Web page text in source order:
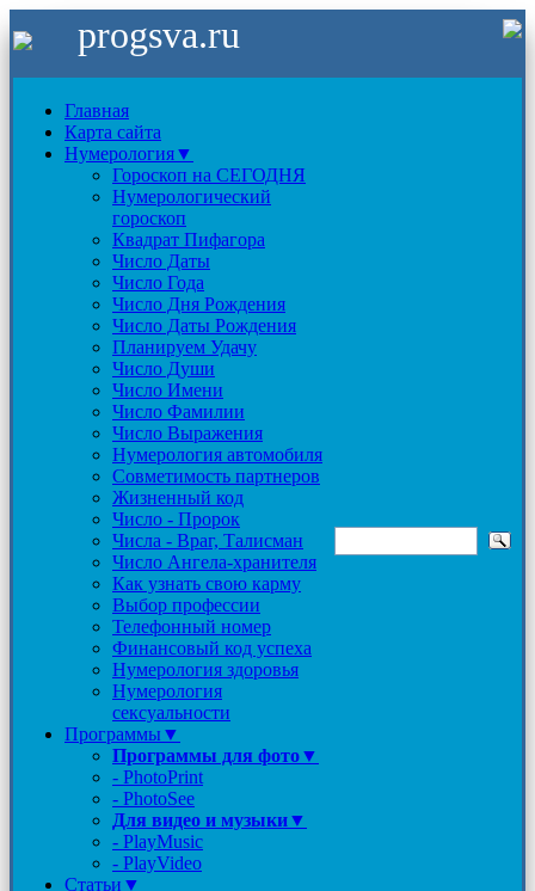
progsva.ru
Главная
Карта сайта
Нумерология▼
Гороскоп на СЕГОДНЯ
Нумерологический
гороскоп
Квадрат Пифагора
Число Даты
Число Года
Число Дня Рождения
Число Даты Рождения
Планируем Удачу
Число Души
Число Имени
Число Фамилии
Число Выражения
Нумерология автомобиля
Совметимость партнеров
Жизненный код
Число - Пророк
Числа - Враг, Талисман
Число Ангела-хранителя
Как узнать свою карму
Выбор профессии
Телефонный номер
Финансовый код успеха
Нумерология здоровья
Нумерология
сексуальности
Программы▼
Программы для фото▼
- PhotoPrint
- PhotoSee
Для видео и музыки▼
- PlayMusic
- PlayVideo
Статьи▼